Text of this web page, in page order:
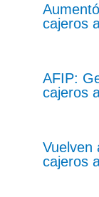
cajeros
AFIP:
cajeros
Vuelven
cajeros